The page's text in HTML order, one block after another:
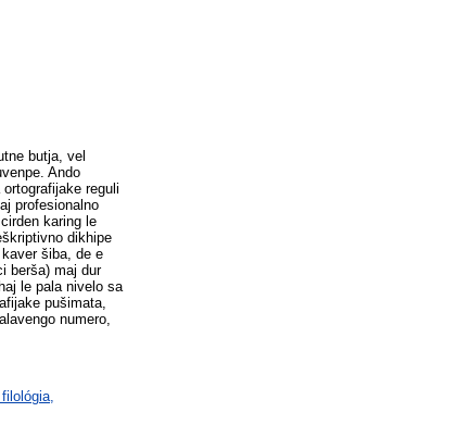
butja, vel
Ando
reguli
profesionalno
karing le
dikhipe
šiba, de e
berša) maj dur
le pala nivelo sa
pušimata,
numero,